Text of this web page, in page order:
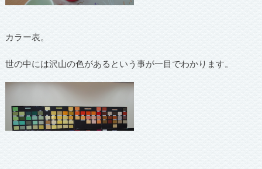
カラー表。
世の中には沢山の色があるという事が一目でわかります。